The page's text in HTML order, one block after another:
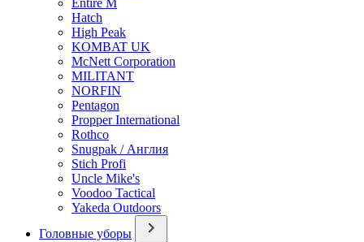
Entire M
Hatch
High Peak
KOMBAT UK
McNett Corporation
MILITANT
NORFIN
Pentagon
Propper International
Rothco
Snugpak / Англия
Stich Profi
Uncle Mike's
Voodoo Tactical
Yakeda Outdoors
Головные уборы